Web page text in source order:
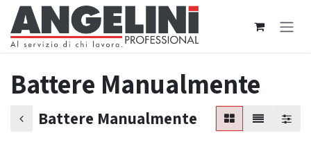
Passa al contenuto
Battere Manualmente
Battere Manualmente